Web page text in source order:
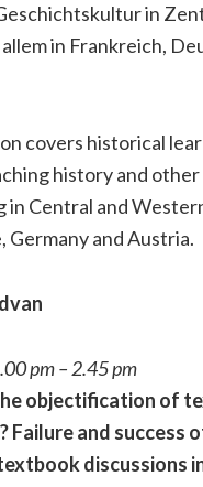
in
in Frankreich,
covers historical
history and
in Central and
Germany and Austria.
pm – 2.45 pm
objectification of
Failure and success
discussions